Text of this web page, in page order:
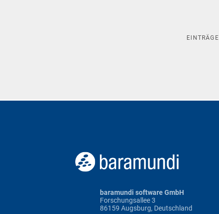
EINTRÄGE
baramundi software GmbH
Forschungsallee 3
86159 Augsburg, Deutschland